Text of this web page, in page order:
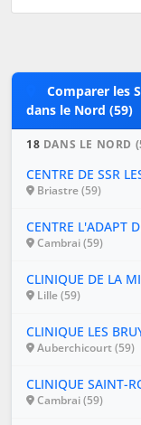
Comparer les
dans le Nord (59)
18 DANS LE NORD
CENTRE DE SSR
Briastre (59)
CENTRE L'ADAPT
Cambrai (59)
CLINIQUE DE LA
Lille (59)
CLINIQUE LES
Auberchicourt (59)
CLINIQUE SAINT-
Cambrai (59)